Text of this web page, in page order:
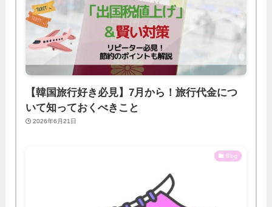
【韓国旅行好き必見】7月から！旅行代金につ
いて知っておくべきこと
2026年6月21日
Blog